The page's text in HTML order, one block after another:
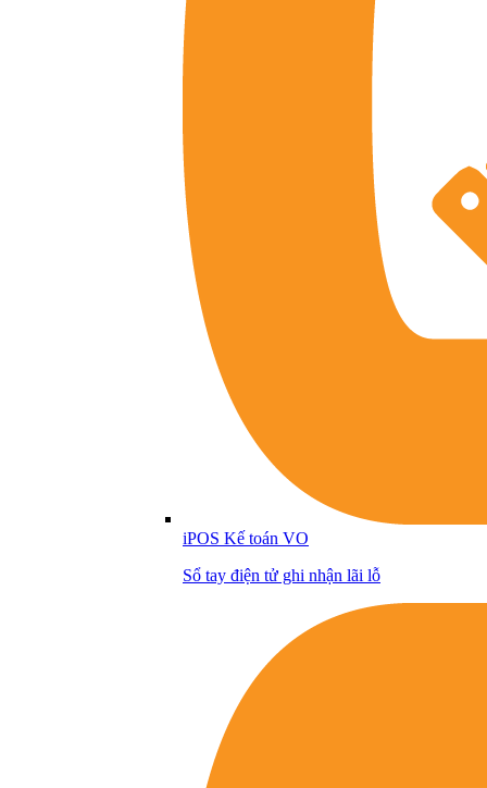
iPOS Kế toán VO
Sổ tay điện tử ghi nhận lãi lỗ